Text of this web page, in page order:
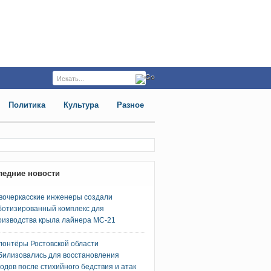
Политика Культура Разное
новости
инженеры создали
комплекс для
крыла лайнера МС-21
Ростовской области
для восстановления
после стихийного бедствия и атак